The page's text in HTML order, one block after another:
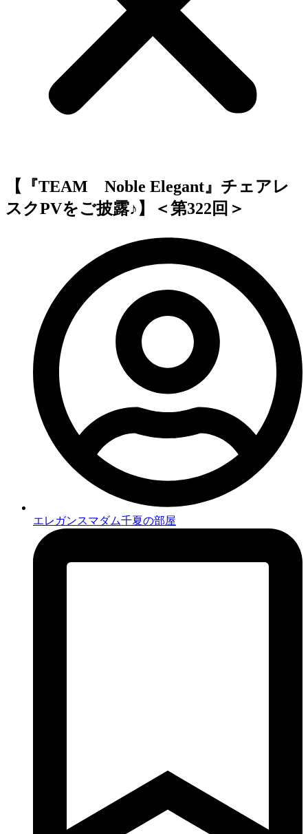
【『TEAM Noble Elegant』チェアレ
スクPVをご披露♪】＜第322回＞
エレガンスマダム千夏の部屋